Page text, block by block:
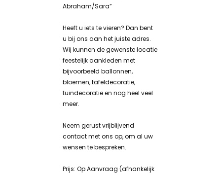
Abraham/Sara”
Heeft u iets te vieren? Dan bent
u bij ons aan het juiste adres.
Wij kunnen de gewenste locatie
feestelijk aankleden met
bijvoorbeeld ballonnen,
bloemen, tafeldecoratie,
tuindecoratie en nog heel veel
meer.
Neem gerust vrijblijvend
contact met ons op, om al uw
wensen te bespreken.
Prijs: Op Aanvraag (afhankelijk